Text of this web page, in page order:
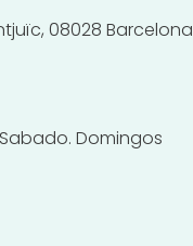
08028 Barcelona
Sabado. Domingos